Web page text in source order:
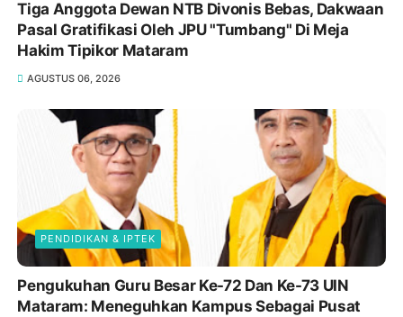
Tiga Anggota Dewan NTB Divonis Bebas, Dakwaan
Pasal Gratifikasi Oleh JPU "Tumbang" Di Meja
Hakim Tipikor Mataram
AGUSTUS 06, 2026
PENDIDIKAN & IPTEK
Pengukuhan Guru Besar Ke-72 Dan Ke-73 UIN
Mataram: Meneguhkan Kampus Sebagai Pusat